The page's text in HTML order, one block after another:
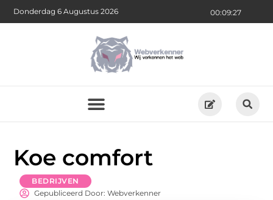
00:09:28
Donderdag 6 Augustus 2026
Koe comfort
BEDRIJVEN
Gepubliceerd Door: Webverkenner